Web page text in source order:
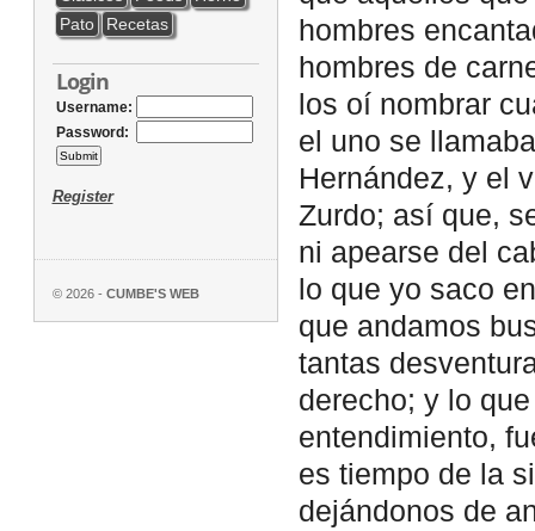
Pato
Recetas
Login
Username:
Password:
Register
© 2026 - CUMBE'S WEB
hombres
hombres de
los oí nombrar
el uno se
Hernández, y el
Zurdo; así que,
ni apearse del
lo que yo saco
que andamos
tantas
derecho; y lo
entendimiento,
es tiempo de la
dejándonos de